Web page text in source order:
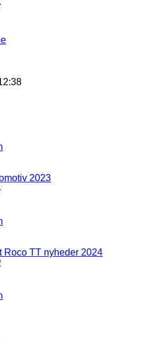
2023
Roco TT nyheder 2024